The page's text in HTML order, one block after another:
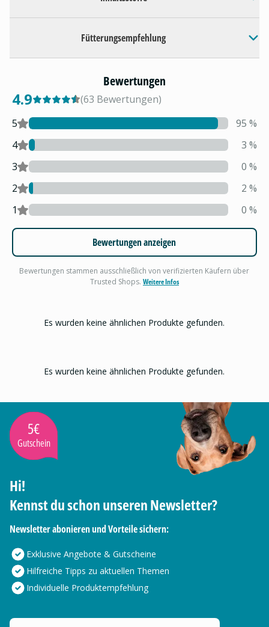
Fütterungsempfehlung
Bewertungen
4.9 (63 Bewertungen)
5
95 %
4
3 %
3
0 %
2
2 %
1
0 %
Bewertungen anzeigen
Bewertungen stammen ausschließlich von verifizierten Käufern über
Trusted Shops. Weitere Infos
Es wurden keine ähnlichen Produkte gefunden.
Es wurden keine ähnlichen Produkte gefunden.
5€
Gutschein
Hi!
Kennst du schon unseren Newsletter?
Newsletter abonieren und Vorteile sichern:
Exklusive Angebote & Gutscheine
Hilfreiche Tipps zu aktuellen Themen
Individuelle Produktempfehlung
Deine E-Mail Adresse